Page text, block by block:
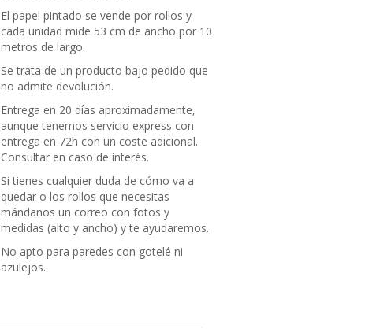
El papel pintado se vende por rollos y
cada unidad mide 53 cm de ancho por 10
metros de largo.
Se trata de un producto bajo pedido que
no admite devolución.
Entrega en 20 días aproximadamente,
aunque tenemos servicio express con
entrega en 72h con un coste adicional.
Consultar en caso de interés.
Si tienes cualquier duda de cómo va a
quedar o los rollos que necesitas
mándanos un correo con fotos y
medidas (alto y ancho) y te ayudaremos.
No apto para paredes con gotelé ni
azulejos.